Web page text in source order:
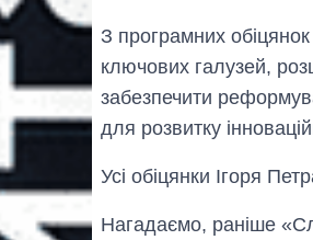
З програмних
ключових галузей,
забезпечити
для розвитку
Усі обіцянки Ігоря
Нагадаємо, раніше